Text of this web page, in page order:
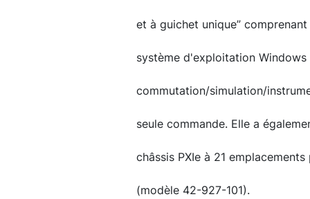
et à guichet unique”
système d'exploitation
commutation/simulation/
seule commande. Elle a
châssis PXIe à 21
(modèle 42-927-101).